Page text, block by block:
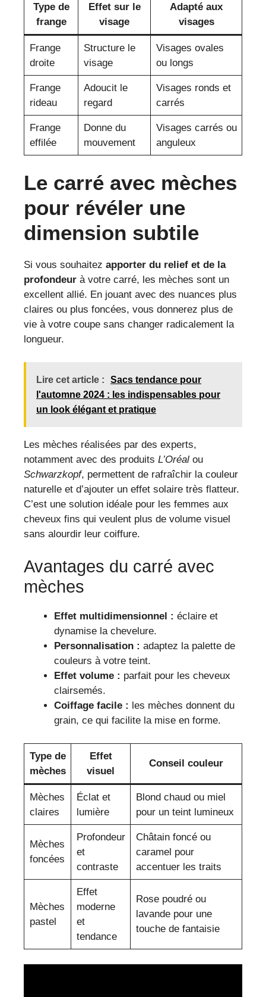
Type de
frange
Effet sur le
visage
Adapté aux
visages
Frange
droite
Structure le
visage
Visages ovales
ou longs
Frange
rideau
Adoucit le
regard
Visages ronds et
carrés
Frange
effilée
Donne du
mouvement
Visages carrés ou
anguleux
Le carré avec mèches
pour révéler une
dimension subtile
Si vous souhaitez apporter du relief et de la
profondeur à votre carré, les mèches sont un
excellent allié. En jouant avec des nuances plus
claires ou plus foncées, vous donnerez plus de
vie à votre coupe sans changer radicalement la
longueur.
Lire cet article :
Sacs tendance pour
l'automne 2024 : les indispensables pour
un look élégant et pratique
Les mèches réalisées par des experts,
notamment avec des produits L’Oréal ou
Schwarzkopf, permettent de rafraîchir la couleur
naturelle et d’ajouter un effet solaire très flatteur.
C’est une solution idéale pour les femmes aux
cheveux fins qui veulent plus de volume visuel
sans alourdir leur coiffure.
Avantages du carré avec
mèches
Effet multidimensionnel : éclaire et
dynamise la chevelure.
Personnalisation : adaptez la palette de
couleurs à votre teint.
Effet volume : parfait pour les cheveux
clairsemés.
Coiffage facile : les mèches donnent du
grain, ce qui facilite la mise en forme.
Type de
mèches
Effet
visuel
Conseil couleur
Mèches
claires
Éclat et
lumière
Blond chaud ou miel
pour un teint lumineux
Mèches
foncées
Profondeur
et
contraste
Châtain foncé ou
caramel pour
accentuer les traits
Mèches
pastel
Effet
moderne
et
tendance
Rose poudré ou
lavande pour une
touche de fantaisie